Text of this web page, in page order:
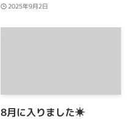
2025年9月2日
8月に入りました☀